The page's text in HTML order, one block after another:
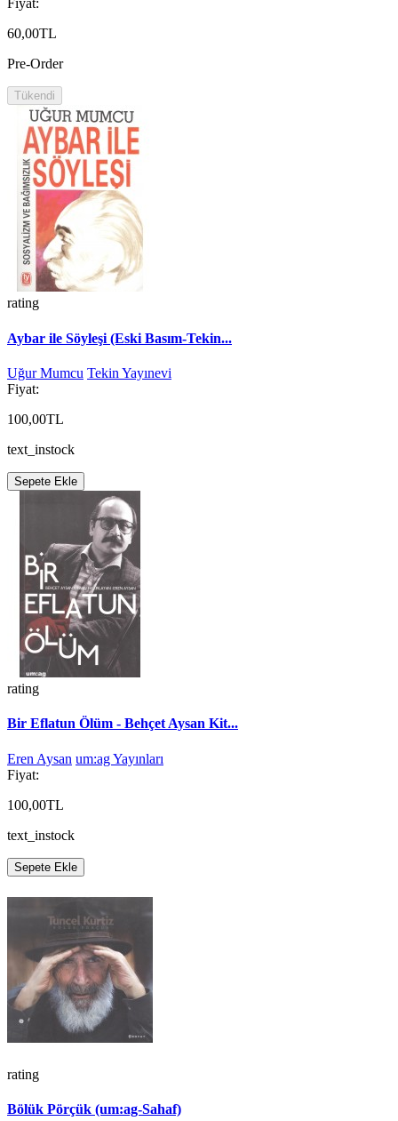
Fiyat:
60,00TL
Pre-Order
Tükendi
rating
Aybar ile Söyleşi (Eski Basım-Tekin...
Uğur Mumcu Tekin Yayınevi
Fiyat:
100,00TL
text_instock
Sepete Ekle
rating
Bir Eflatun Ölüm - Behçet Aysan Kit...
Eren Aysan um:ag Yayınları
Fiyat:
100,00TL
text_instock
Sepete Ekle
rating
Bölük Pörçük (um:ag-Sahaf)